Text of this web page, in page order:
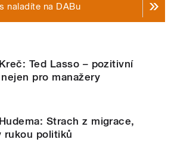
naladíte na DABu
Ted Lasso – pozitivní
pro manažery
Strach z migrace,
rukou politiků